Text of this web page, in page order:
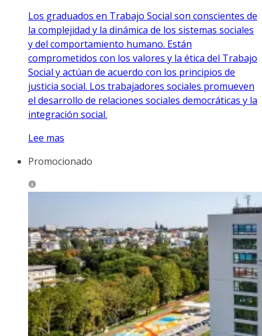
Los graduados en Trabajo Social son conscientes de
la complejidad y la dinámica de los sistemas sociales
y del comportamiento humano. Están
comprometidos con los valores y la ética del Trabajo
Social y actúan de acuerdo con los principios de
justicia social. Los trabajadores sociales promueven
el desarrollo de relaciones sociales democráticas y la
integración social.
Lee mas
Promocionado